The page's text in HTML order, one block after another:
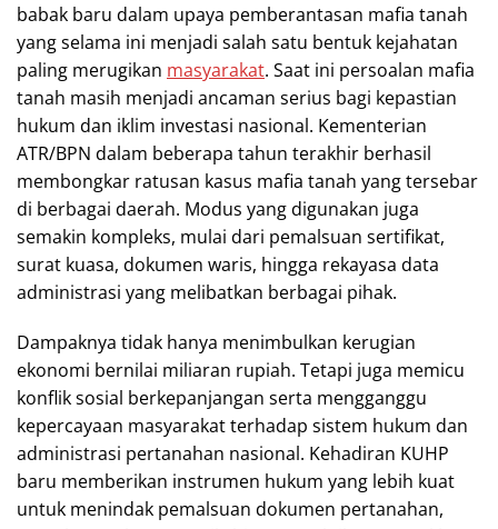
babak baru dalam upaya pemberantasan mafia tanah
yang selama ini menjadi salah satu bentuk kejahatan
paling merugikan masyarakat. Saat ini persoalan mafia
tanah masih menjadi ancaman serius bagi kepastian
hukum dan iklim investasi nasional. Kementerian
ATR/BPN dalam beberapa tahun terakhir berhasil
membongkar ratusan kasus mafia tanah yang tersebar
di berbagai daerah. Modus yang digunakan juga
semakin kompleks, mulai dari pemalsuan sertifikat,
surat kuasa, dokumen waris, hingga rekayasa data
administrasi yang melibatkan berbagai pihak.
Dampaknya tidak hanya menimbulkan kerugian
ekonomi bernilai miliaran rupiah. Tetapi juga memicu
konflik sosial berkepanjangan serta mengganggu
kepercayaan masyarakat terhadap sistem hukum dan
administrasi pertanahan nasional. Kehadiran KUHP
baru memberikan instrumen hukum yang lebih kuat
untuk menindak pemalsuan dokumen pertanahan,